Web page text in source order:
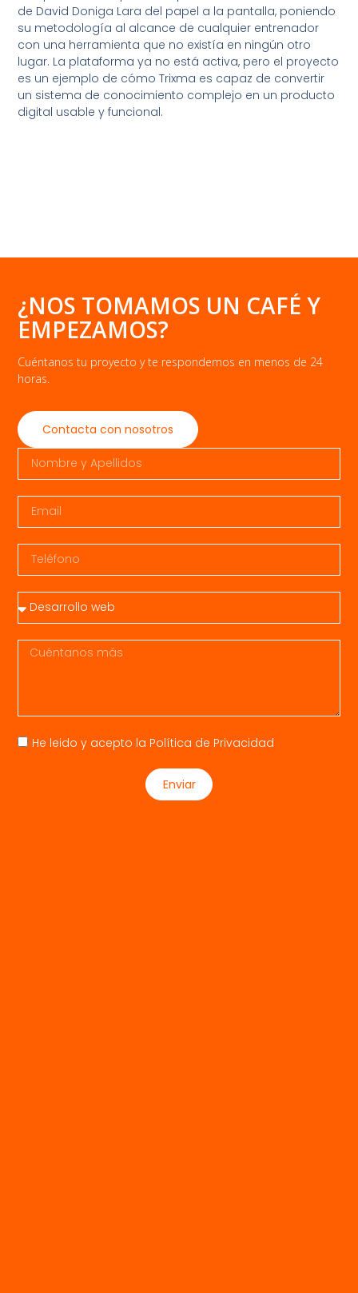
de David Doniga Lara del papel a la pantalla, poniendo
su metodología al alcance de cualquier entrenador
con una herramienta que no existía en ningún otro
lugar. La plataforma ya no está activa, pero el proyecto
es un ejemplo de cómo Trixma es capaz de convertir
un sistema de conocimiento complejo en un producto
digital usable y funcional.
¿NOS TOMAMOS UN CAFÉ Y
EMPEZAMOS?
Cuéntanos tu proyecto y te respondemos en menos de 24
horas.
Contacta con nosotros
He leido y acepto la Política de Privacidad
Enviar